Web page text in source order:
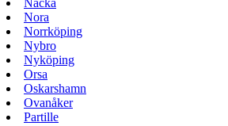
Nacka
Nora
Norrköping
Nybro
Nyköping
Orsa
Oskarshamn
Ovanåker
Partille